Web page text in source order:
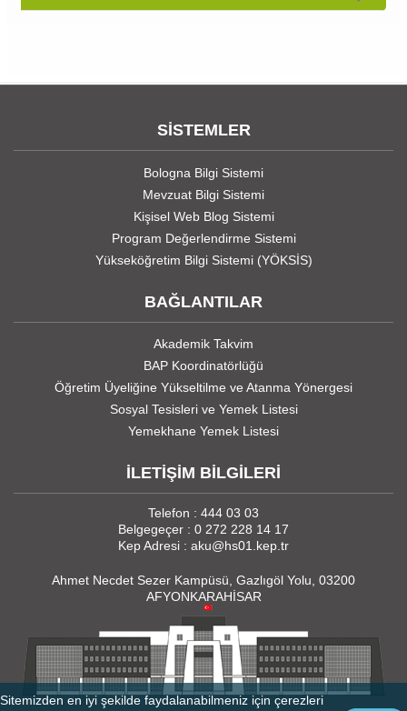
Sitemizden en iyi şekilde faydalanabilmeniz için çerezleri
SİSTEMLER
Bologna Bilgi Sistemi
Mevzuat Bilgi Sistemi
Kişisel Web Blog Sistemi
Program Değerlendirme Sistemi
Yükseköğretim Bilgi Sistemi (YÖKSİS)
BAĞLANTILAR
Akademik Takvim
BAP Koordinatörlüğü
Öğretim Üyeliğine Yükseltilme ve Atanma Yönergesi
Sosyal Tesisleri ve Yemek Listesi
Yemekhane Yemek Listesi
İLETİŞİM BİLGİLERİ
Telefon : 444 03 03
Belgegeçer : 0 272 228 14 17
Kep Adresi : aku@hs01.kep.tr
Ahmet Necdet Sezer Kampüsü, Gazlıgöl Yolu, 03200
AFYONKARAHİSAR